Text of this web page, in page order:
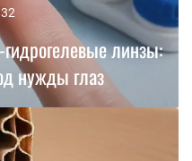
линзы:
нужды глаз